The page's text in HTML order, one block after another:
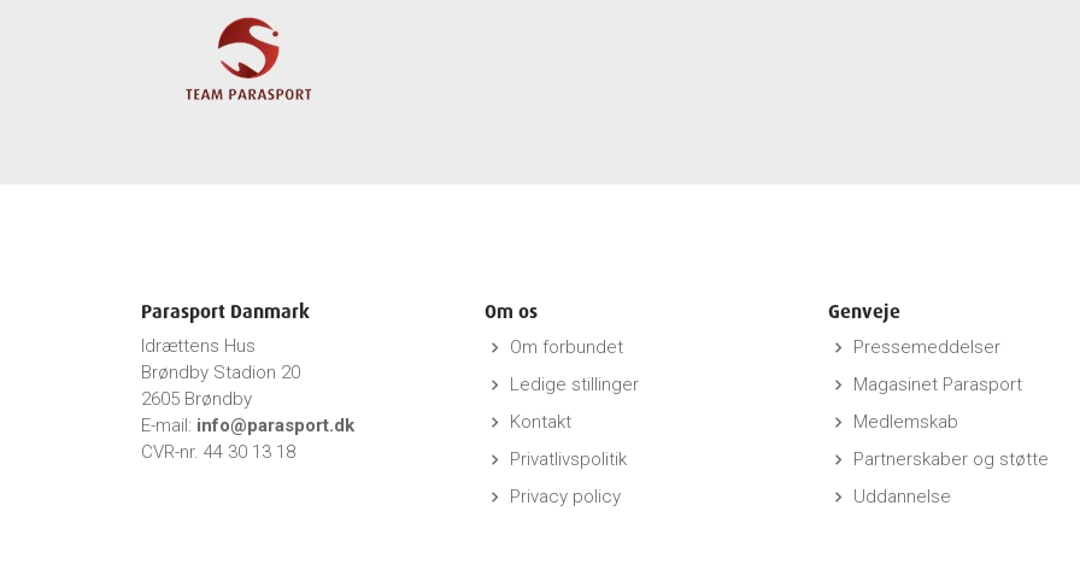
Parasport Danmark
Idrættens Hus
Brøndby Stadion 20
2605 Brøndby
E-mail: info@parasport.dk
CVR-nr. 44 30 13 18
Om os
keyboard_arrow_right Om forbundet
keyboard_arrow_right Ledige stillinger
keyboard_arrow_right Kontakt
keyboard_arrow_right Privatlivspolitik
keyboard_arrow_right Privacy policy
Genveje
keyboard_arrow_right Pressemeddelser
keyboard_arrow_right Magasinet Parasport
keyboard_arrow_right Medlemskab
keyboard_arrow_right Partnerskaber og støtte
keyboard_arrow_right Uddannelse